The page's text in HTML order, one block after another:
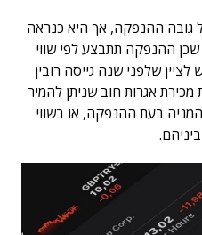
גובה ההנפקה, אך היא כנראה
ההנפקה תתבצע לפי שווי
דולר. יש לציין שלפני שנה גייסה רובין
מכירת אגרות חוב שניתן להמיר
של 30% בשווי המניה בעת ההנפקה, או בשווי